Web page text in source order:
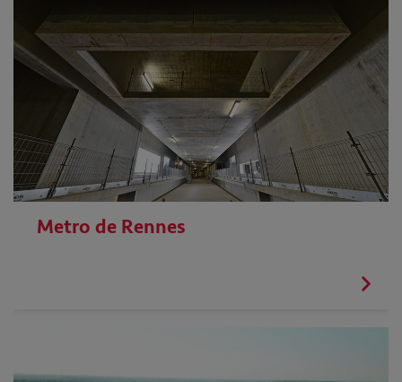
Metro de Rennes